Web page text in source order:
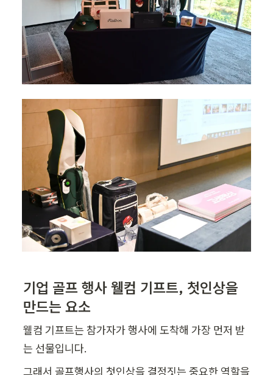
기업 골프 행사 웰컴 기프트, 첫인상을
만드는 요소
웰컴 기프트는 참가자가 행사에 도착해 가장 먼저 받
는 선물입니다.
그래서 골프행사의 첫인상을 결정짓는 중요한 역할을